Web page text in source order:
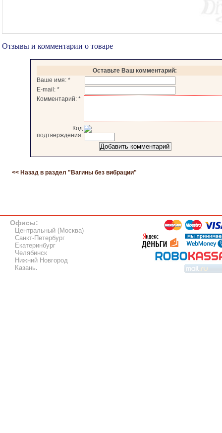
Отзывы и комментарии о товаре
Оставьте Ваш комментарий:
Ваше имя: *
E-mail: *
Комментарий: *
Код
подтверждения:
<< Назад в раздел " Вагины без вибрации"
Офисы:
Центральный (Москва)
Санкт-Петербург
Екатеринбург
Челябинск
Нижний Новгород
Казань.